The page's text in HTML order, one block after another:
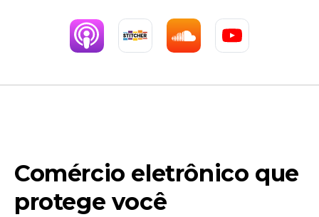
Comércio eletrônico que
protege você